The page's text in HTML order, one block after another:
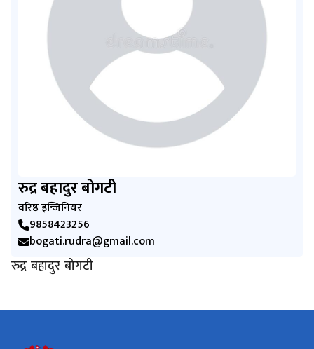
रुद्र बहादुर बोगटी
वरिष्ठ इन्जिनियर
9858423256
bogati.rudra@gmail.com
रुद्र बहादुर बोगटी